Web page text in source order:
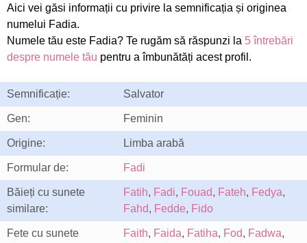
Aici vei găsi informații cu privire la semnificația și originea
numelui Fadia.
Numele tău este Fadia? Te rugăm să răspunzi la 5 întrebări
despre numele tău pentru a îmbunătăți acest profil.
Semnificație: Salvator
Gen: Feminin
Origine: Limba arabă
Formular de: Fadi
Băieți cu sunete
similare:
Fatih, Fadi, Fouad, Fateh, Fedya,
Fahd, Fedde, Fido
Fete cu sunete
Faith, Faida, Fatiha, Fod, Fadwa,